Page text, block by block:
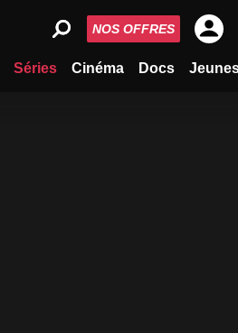
Séries Cinéma Docs
NOS OFFRES